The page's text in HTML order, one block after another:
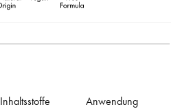
Inhaltsstoffe Anwendung